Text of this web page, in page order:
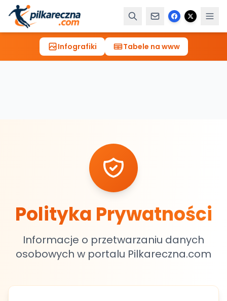
Infografiki Tabele na www
Polityka Prywatności
Informacje o przetwarzaniu danych
osobowych w portalu Pilkareczna.com